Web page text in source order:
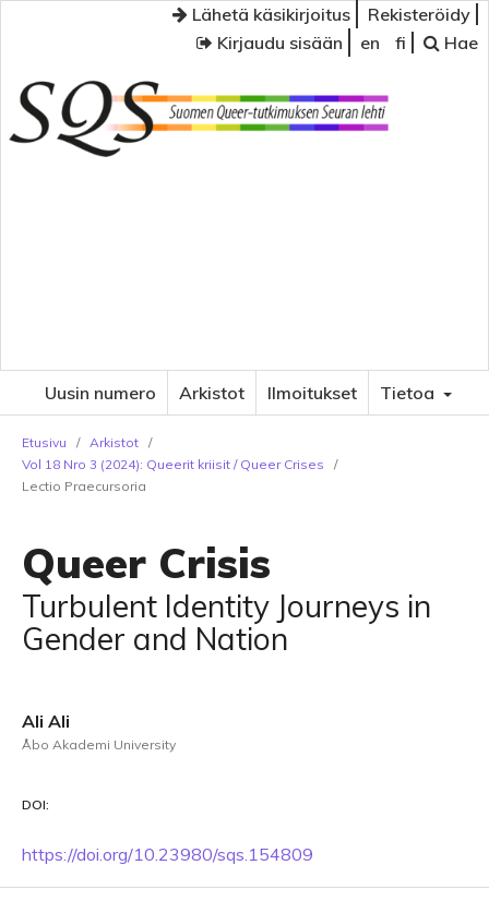
Lähetä käsikirjoitus
Rekisteröidy
Kirjaudu sisään
en fi Hae
Uusin numero Arkistot Ilmoitukset Tietoa
Etusivu / Arkistot /
Vol 18 Nro 3 (2024): Queerit kriisit / Queer Crises
/
Lectio Praecursoria
Queer Crisis
Turbulent Identity Journeys in
Gender and Nation
Ali Ali
Åbo Akademi University
DOI:
https://doi.org/10.23980/sqs.154809